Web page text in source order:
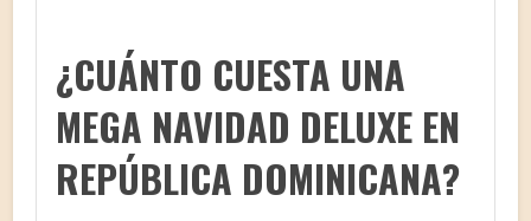
¿CUÁNTO CUESTA UNA
MEGA NAVIDAD DELUXE EN
REPÚBLICA DOMINICANA?